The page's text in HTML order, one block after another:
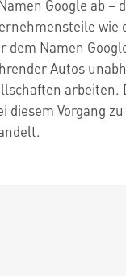
Google ab –
wie
dem Namen
Autos
arbeiten.
diesem Vorgang zu